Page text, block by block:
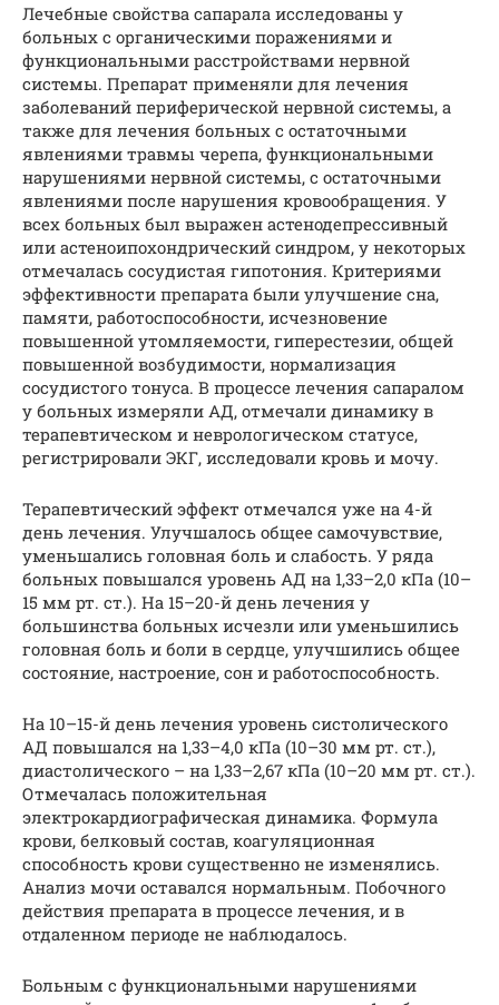
Лечебные свойства сапарала исследованы у
больных с органическими поражениями и
функциональными расстройствами нервной
системы. Препарат применяли для лечения
заболеваний периферической нервной системы, а
также для лечения больных с остаточными
явлениями травмы черепа, функциональными
нарушениями нервной системы, с остаточными
явлениями после нарушения кровообращения. У
всех больных был выражен астенодепрессивный
или астеноипохондрический синдром, у некоторых
отмечалась сосудистая гипотония. Критериями
эффективности препарата были улучшение сна,
памяти, работоспособности, исчезновение
повышенной утомляемости, гиперестезии, общей
повышенной возбудимости, нормализация
сосудистого тонуса. В процессе лечения сапаралом
у больных измеряли АД, отмечали динамику в
терапевтическом и неврологическом статусе,
регистрировали ЭКГ, исследовали кровь и мочу.
Терапевтический эффект отмечался уже на 4-й
день лечения. Улучшалось общее самочувствие,
уменьшались головная боль и слабость. У ряда
больных повышался уровень АД на 1,33–2,0 кПа (10–
15 мм рт. ст.). На 15–20-й день лечения у
большинства больных исчезли или уменьшились
головная боль и боли в сердце, улучшились общее
состояние, настроение, сон и работоспособность.
На 10–15-й день лечения уровень систолического
АД повышался на 1,33–4,0 кПа (10–30 мм рт. ст.),
диастолического – на 1,33–2,67 кПа (10–20 мм рт. ст.).
Отмечалась положительная
электрокардиографическая динамика. Формула
крови, белковый состав, коагуляционная
способность крови существенно не изменялись.
Анализ мочи оставался нормальным. Побочного
действия препарата в процессе лечения, и в
отдаленном периоде не наблюдалось.
Больным с функциональными нарушениями